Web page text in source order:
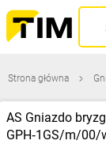
Strona główna
AS Gniazdo
GPH‑1GS/m/00/